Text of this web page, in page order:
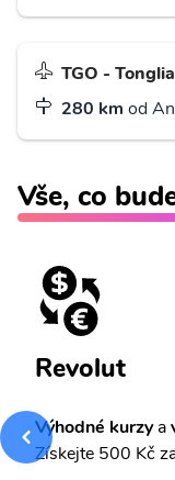
TGO -
280 km od
Vše, co
Revolut
Výhodné kurzya
Získejte 500 Kč